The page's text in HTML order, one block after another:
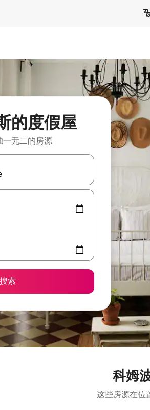
的度假屋
一无二的房源
方向键查看，或通过点击或滑动手势浏览。
搜索
科姆
这些房源在位